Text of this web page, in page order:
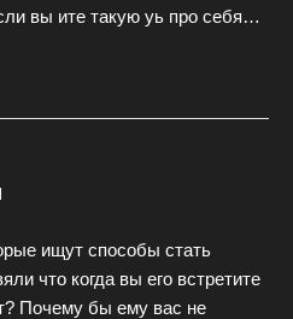
вы ите такую уь про себя…
ищут способы стать
что когда вы его встретите
Почему бы ему вас не